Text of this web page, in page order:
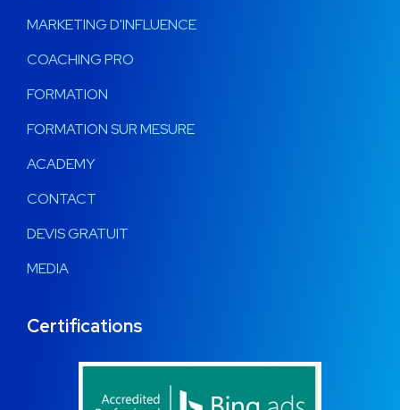
MARKETING D'INFLUENCE
COACHING PRO
FORMATION
FORMATION SUR MESURE
ACADEMY
CONTACT
DEVIS GRATUIT
MEDIA
Certifications